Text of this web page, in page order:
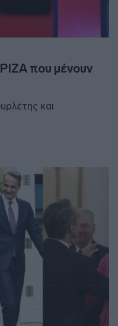
που μένουν
και